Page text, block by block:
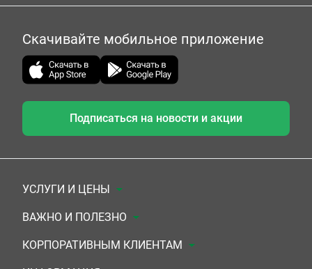
Скачивайте мобильное приложение
Подписаться на новости и акции
УСЛУГИ И ЦЕНЫ
Анализы
Комплексы
ВАЖНО И ПОЛЕЗНО
Документы для заключения договора
КОРПОРАТИВНЫМ КЛИЕНТАМ